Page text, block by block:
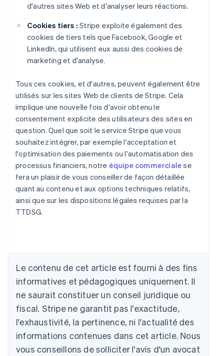
d'autres sites Web et d'analyser leurs réactions.
Cookies tiers : Stripe exploite également des
cookies de tiers tels que Facebook, Google et
LinkedIn, qui utilisent eux aussi des cookies de
marketing et d'analyse.
Tous ces cookies, et d'autres, peuvent également être
utilisés sur les sites Web de clients de Stripe. Cela
implique une nouvelle fois d'avoir obtenu le
consentement explicite des utilisateurs des sites en
question. Quel que soit le service Stripe que vous
souhaitez intégrer, par exemple l'acceptation et
l'optimisation des paiements ou l'automatisation des
processus financiers, notre équipe commerciale se
fera un plaisir de vous conseiller de façon détaillée
quant au contenu et aux options techniques relatifs,
ainsi que sur les dispositions légales requises par la
TTDSG.
Le contenu de cet article est fourni à des fins
informatives et pédagogiques uniquement. Il
ne saurait constituer un conseil juridique ou
fiscal. Stripe ne garantit pas l'exactitude,
l'exhaustivité, la pertinence, ni l'actualité des
informations contenues dans cet article. Nous
vous conseillons de solliciter l'avis d'un avocat
DeutschEnglish
Australie
English
Autriche
DeutschEnglish
NederlandsFrançaisDeutschEnglish
Brésil
Português
Bulgarie
English